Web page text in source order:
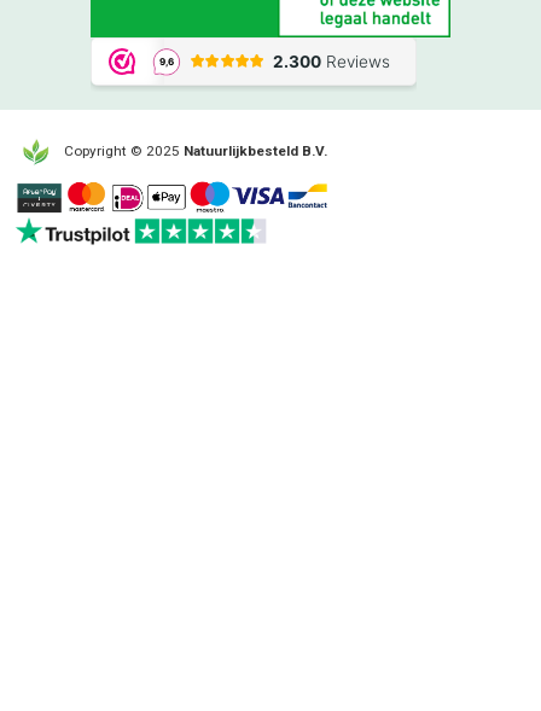
Copyright © 2025 Natuurlijkbesteld B.V.